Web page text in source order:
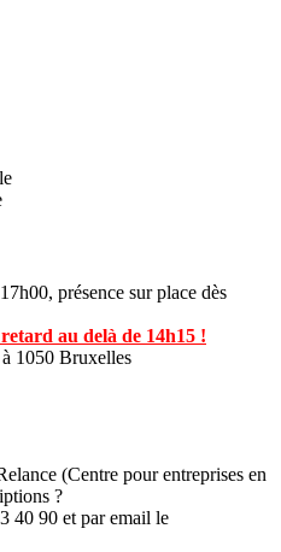
présence sur place dès
au delà de 14h15 !
1050 Bruxelles
(Centre pour entreprises en
?
40 90 et par email le